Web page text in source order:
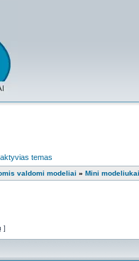
temas
valdomi modeliai » Mini modeliukai
]